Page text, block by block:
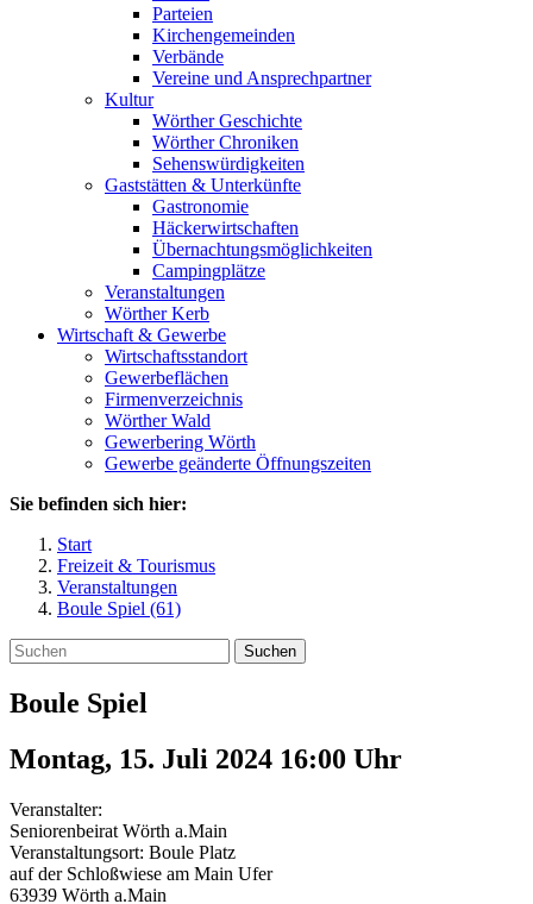
Parteien
Kirchengemeinden
Verbände
Vereine und Ansprechpartner
Kultur
Wörther Geschichte
Wörther Chroniken
Sehenswürdigkeiten
Gaststätten & Unterkünfte
Gastronomie
Häckerwirtschaften
Übernachtungsmöglichkeiten
Campingplätze
Veranstaltungen
Wörther Kerb
Wirtschaft & Gewerbe
Wirtschaftsstandort
Gewerbeflächen
Firmenverzeichnis
Wörther Wald
Gewerbering Wörth
Gewerbe geänderte Öffnungszeiten
Sie befinden sich hier:
Start
Freizeit & Tourismus
Veranstaltungen
Boule Spiel (61)
Suchen
Boule Spiel
Montag, 15. Juli 2024 16:00 Uhr
Veranstalter:
Seniorenbeirat Wörth a.Main
Veranstaltungsort: Boule Platz
auf der Schloßwiese am Main Ufer
63939 Wörth a.Main